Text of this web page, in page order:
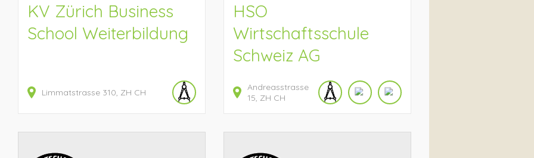
KV Zürich Business
School Weiterbildung
Limmatstrasse 310 ZH CH
HSO
Wirtschaftsschule
Schweiz AG
Andreasstrasse
15 ZH CH